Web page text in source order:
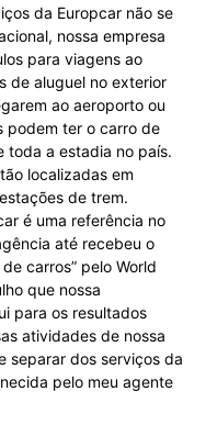
da Europcar não se
nossa empresa
para viagens ao
de aluguel no exterior
ao aeroporto ou
podem ter o carro de
toda a estadia no país.
localizadas em
de trem.
é uma referência no
até recebeu o
carros” pelo World
que nossa
para os resultados
atividades de nossa
separar dos serviços da
pelo meu agente